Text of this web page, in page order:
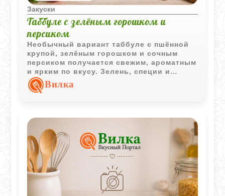
Закуски
Таббуле с зелёным горошком и
персиком
Необычный вариант таббуле с пшённой
крупой, зелёным горошком и сочным
персиком получается свежим, ароматным
и ярким по вкусу. Зелень, специи и
оливковое масло делают салат
насыщенным и хорошо
Вилка